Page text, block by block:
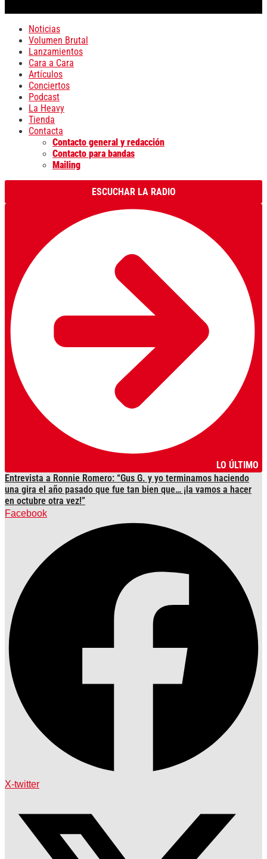
Noticias
Volumen Brutal
Lanzamientos
Cara a Cara
Artículos
Conciertos
Podcast
La Heavy
Tienda
Contacta
Contacto general y redacción
Contacto para bandas
Mailing
ESCUCHAR LA RADIO
LO ÚLTIMO
Entrevista a Ronnie Romero: “Gus G. y yo terminamos haciendo
una gira el año pasado que fue tan bien que… ¡la vamos a hacer
en octubre otra vez!”
Facebook
X-twitter